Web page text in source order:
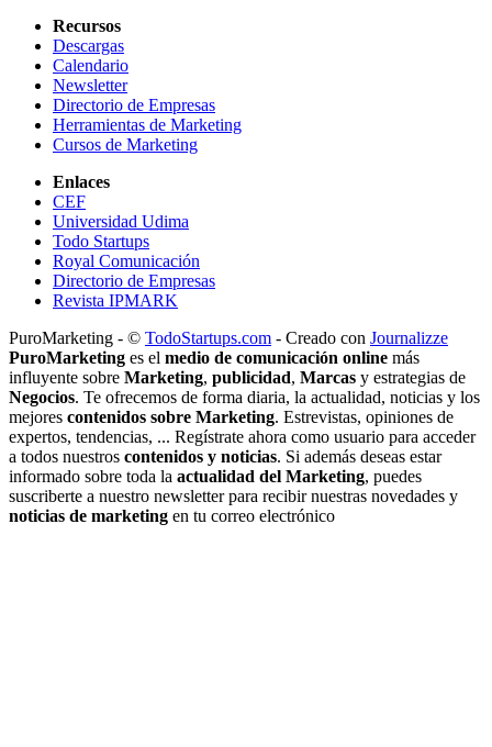
Recursos
Descargas
Calendario
Newsletter
Directorio de Empresas
Herramientas de Marketing
Cursos de Marketing
Enlaces
CEF
Universidad Udima
Todo Startups
Royal Comunicación
Directorio de Empresas
Revista IPMARK
PuroMarketing - © TodoStartups.com - Creado con Journalizze
PuroMarketing es el medio de comunicación online más
influyente sobre Marketing, publicidad, Marcas y estrategias de
Negocios. Te ofrecemos de forma diaria, la actualidad, noticias y los
mejores contenidos sobre Marketing. Estrevistas, opiniones de
expertos, tendencias, ... Regístrate ahora como usuario para acceder
a todos nuestros contenidos y noticias. Si además deseas estar
informado sobre toda la actualidad del Marketing, puedes
suscriberte a nuestro newsletter para recibir nuestras novedades y
noticias de marketing en tu correo electrónico